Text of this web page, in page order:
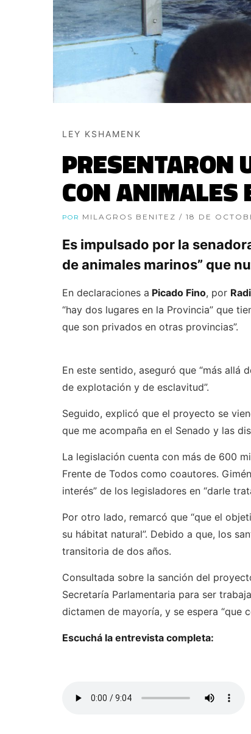
LEY KSHAMENK
PRESENTARON
CON ANIMALES
POR MILAGROS BENITEZ / 18 DE
Es impulsado por la
de animales marinos” que
En declaraciones a Picado Fino, por
“hay dos lugares en la Provincia” que
que son privados en otras provincias”.
En este sentido, aseguró que “más allá
de explotación y de esclavitud”.
Seguido, explicó que el proyecto se
que me acompaña en el Senado y las
La legislación cuenta con más de 600
Frente de Todos como coautores.
interés” de los legisladores en “darle
Por otro lado, remarcó que “que el
su hábitat natural”. Debido a que, los
transitoria de dos años.
Consultada sobre la sanción del
Secretaría Parlamentaria para ser
dictamen de mayoría, y se espera “que
Escuchá la entrevista completa: